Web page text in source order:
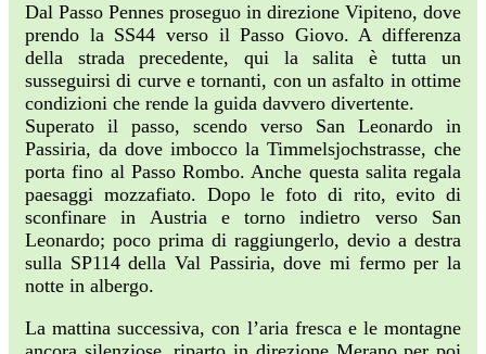
Dal Passo Pennes proseguo in direzione Vipiteno, dove
prendo la SS44 verso il Passo Giovo. A differenza
della strada precedente, qui la salita è tutta un
susseguirsi di curve e tornanti, con un asfalto in ottime
condizioni che rende la guida davvero divertente.
Superato il passo, scendo verso San Leonardo in
Passiria, da dove imbocco la Timmelsjochstrasse, che
porta fino al Passo Rombo. Anche questa salita regala
paesaggi mozzafiato. Dopo le foto di rito, evito di
sconfinare in Austria e torno indietro verso San
Leonardo; poco prima di raggiungerlo, devio a destra
sulla SP114 della Val Passiria, dove mi fermo per la
notte in albergo.
La mattina successiva, con l’aria fresca e le montagne